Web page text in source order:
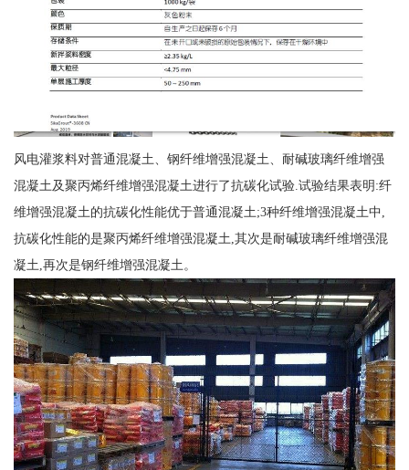
风电灌浆料对普通混凝土、钢纤维增强混凝土、耐碱玻璃纤维增强
混凝土及聚丙烯纤维增强混凝土进行了抗碳化试验.试验结果表明:纤
维增强混凝土的抗碳化性能优于普通混凝土;3种纤维增强混凝土中,
抗碳化性能的是聚丙烯纤维增强混凝土,其次是耐碱玻璃纤维增强混
凝土,再次是钢纤维增强混凝土。